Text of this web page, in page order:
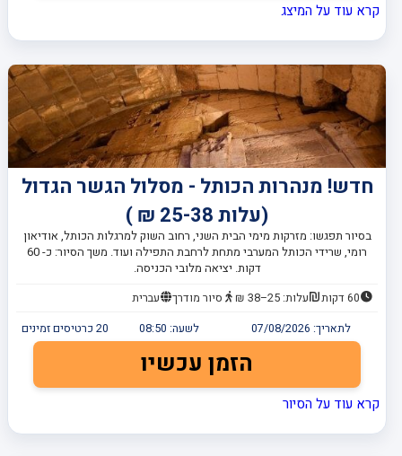
קרא עוד על המיצג
חדש! מנהרות הכותל - מסלול הגשר הגדול
(עלות 25-38 ₪ )
בסיור תפגשו: מזרקות מימי הבית השני, רחוב השוק למרגלות הכותל, אודיאון
רומי, שרידי הכותל המערבי מתחת לרחבת התפילה ועוד. משך הסיור: כ- 60
דקות. יציאה מלובי הכניסה.
60 דקות עלות: 25–38 ₪ סיור מודרך
עברית
לתאריך: 07/08/2026 לשעה: 08:50
20 כרטיסים זמינים
הזמן עכשיו
קרא עוד על הסיור